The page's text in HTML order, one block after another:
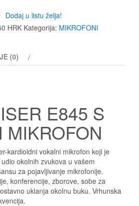
Dodaj u listu želja!
HRK Kategorija: MIKROFONI
(0)
E845 S
MIKROFON
kardioidni vokalni mikrofon koji je
okolnih zvukova u vašem
za pojavljivanje mikrofonije.
konferencije, zborove, sobe za
uklanja okolnu buku. Vrhunska